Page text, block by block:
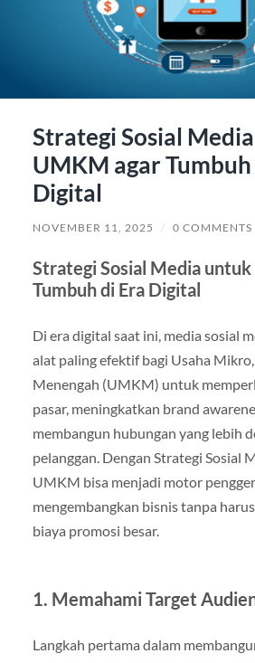
Strategi Sosial
UMKM agar
Digital
NOVEMBER 11, 2025 / 0 COMMENTS
Strategi Sosial Media
Tumbuh di Era Digital
Di era digital saat ini, media sosial
alat paling efektif bagi Usaha
Menengah (UMKM) untuk
pasar, meningkatkan brand
membangun hubungan yang lebih
pelanggan. Dengan Strategi Sosial
UMKM bisa menjadi motor
mengembangkan bisnis tanpa
biaya promosi besar.
1. Memahami Target
Langkah pertama dalam